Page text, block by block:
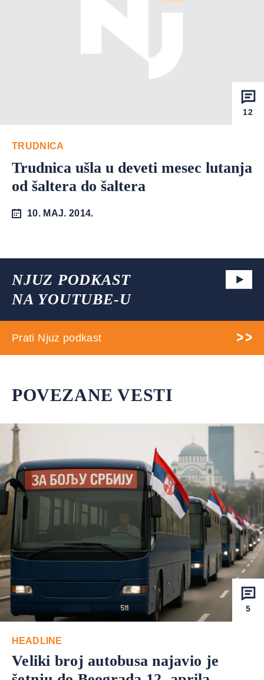
12
TRUDNICA
Trudnica ušla u deveti mesec lutanja
od šaltera do šaltera
10. MAJ. 2014.
NJUZ PODKAST
NA YOUTUBE-U
Prati Njuz podkast
POVEZANE VESTI
5
HEADLINE
Veliki broj autobusa najavio je